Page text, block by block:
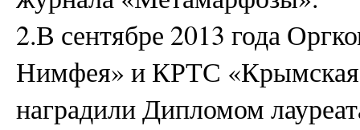
2.В сентябре 2013 года
Нимфея» и КРТС «Крымская
наградили Дипломом